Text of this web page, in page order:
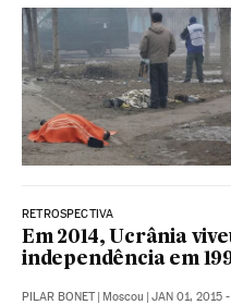
RETROSPECTIVA
Em 2014, Ucrânia
independência em
PILAR BONET | Moscou | JAN 01, 2015